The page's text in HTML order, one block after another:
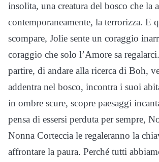
insolita, una creatura del bosco che la
contemporaneamente, la terrorizza. E
scompare, Jolie sente un coraggio
coraggio che solo l’Amore sa
partire, di andare alla ricerca di Boh,
addentra nel bosco, incontra i suoi
in ombre scure, scopre paesaggi
pensa di essersi perduta per sempre,
Nonna Corteccia le regaleranno la
affrontare la paura. Perché tutti